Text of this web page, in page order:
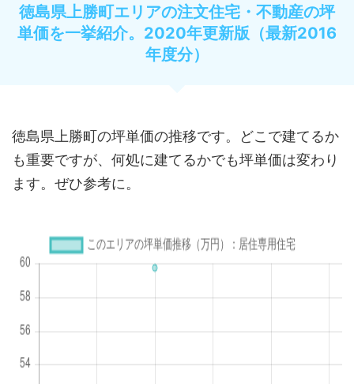
徳島県上勝町エリアの注文住宅・不動産の坪
単価を一挙紹介。2020年更新版（最新2016
年度分）
徳島県上勝町の坪単価の推移です。どこで建てるか
も重要ですが、何処に建てるかでも坪単価は変わり
ます。ぜひ参考に。